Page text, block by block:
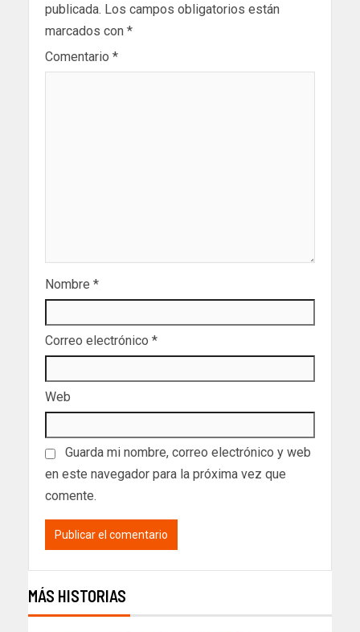
publicada. Los campos obligatorios están
marcados con *
Comentario *
Nombre *
Correo electrónico *
Web
Guarda mi nombre, correo electrónico y web
en este navegador para la próxima vez que
comente.
MÁS HISTORIAS